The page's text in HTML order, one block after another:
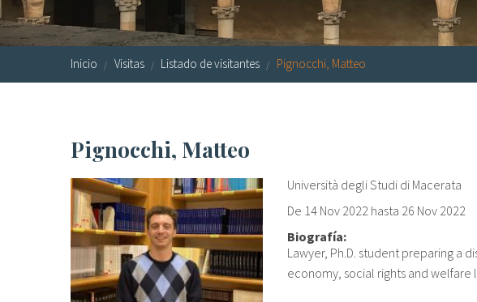
Inicio Visitas Listado de visitantes Pignocchi, Matteo
Pignocchi, Matteo
Università degli Studi di Macerata
De 14 Nov 2022hasta 26 Nov 2022
Biografía:
Lawyer, Ph.D. student preparing a
economy, social rights and welfare